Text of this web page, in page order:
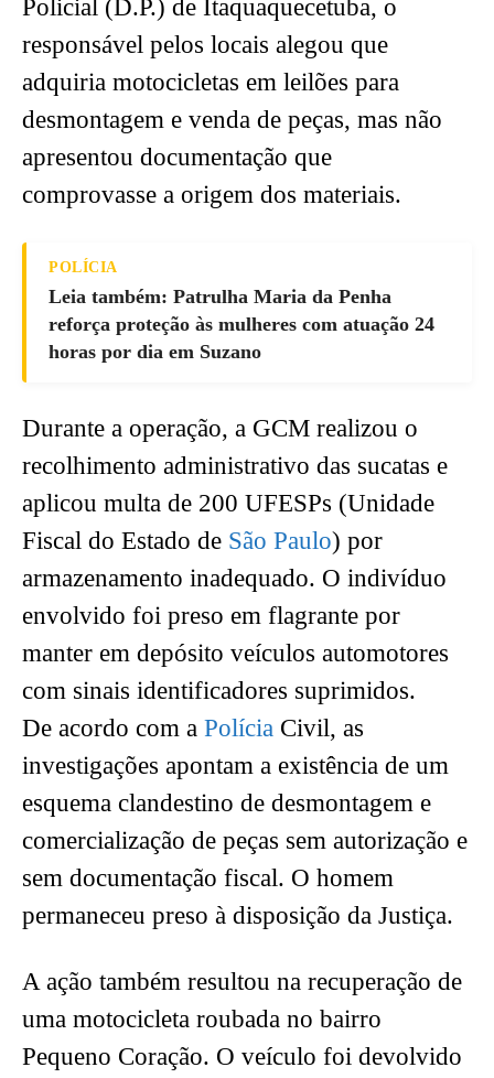
Policial (D.P.) de Itaquaquecetuba, o
responsável pelos locais alegou que
adquiria motocicletas em leilões para
desmontagem e venda de peças, mas não
apresentou documentação que
comprovasse a origem dos materiais.
POLÍCIA
Leia também: Patrulha Maria da Penha
reforça proteção às mulheres com atuação 24
horas por dia em Suzano
Durante a operação, a GCM realizou o
recolhimento administrativo das sucatas e
aplicou multa de 200 UFESPs (Unidade
Fiscal do Estado de São Paulo) por
armazenamento inadequado. O indivíduo
envolvido foi preso em flagrante por
manter em depósito veículos automotores
com sinais identificadores suprimidos.
De acordo com a Polícia Civil, as
investigações apontam a existência de um
esquema clandestino de desmontagem e
comercialização de peças sem autorização e
sem documentação fiscal. O homem
permaneceu preso à disposição da Justiça.
A ação também resultou na recuperação de
uma motocicleta roubada no bairro
Pequeno Coração. O veículo foi devolvido